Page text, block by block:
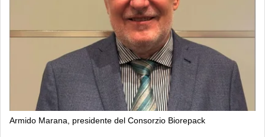
Armido Marana, presidente del Consorzio Biorepack